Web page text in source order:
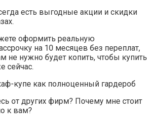
есть выгодные акции и скидки
оформить реальную
на 10 месяцев без переплат,
не нужно будет копить, чтобы купить
сейчас.
от других фирм? Почему мне стоит
к вам?